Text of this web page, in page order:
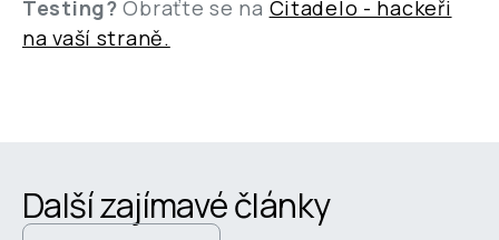
Testing? Obraťte se na Citadelo - hackeři
na vaší straně.
Další zajímavé články